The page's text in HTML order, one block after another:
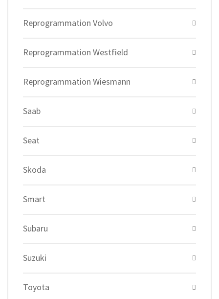
Reprogrammation Volvo
Reprogrammation Westfield
Reprogrammation Wiesmann
Saab
Seat
Skoda
Smart
Subaru
Suzuki
Toyota